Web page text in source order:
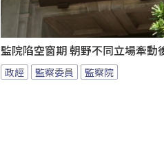
監院陷空窗期 朝野不同立場牽動
政經 監察委員 監察院